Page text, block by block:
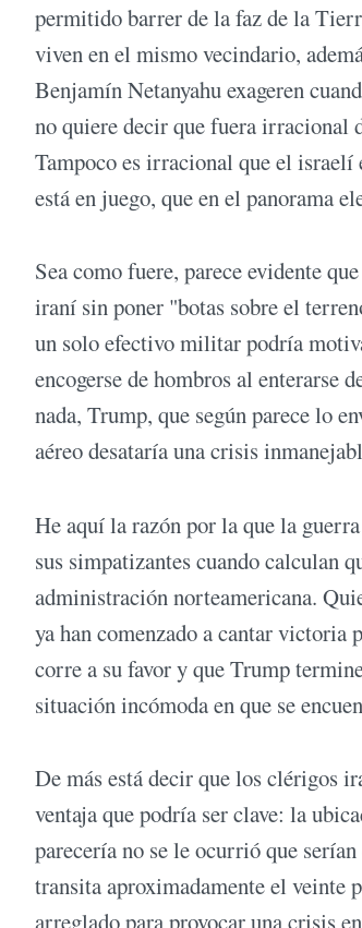
permitido barrer de la faz de la
viven en el mismo vecindario,
Benjamín Netanyahu exageren
no quiere decir que fuera irracional
Tampoco es irracional que el israelí
está en juego, que en el panorama
Sea como fuere, parece evidente
iraní sin poner "botas sobre el
un solo efectivo militar podría
encogerse de hombros al enterarse
nada, Trump, que según parece lo
aéreo desataría una crisis
He aquí la razón por la que la
sus simpatizantes cuando calculan
administración norteamericana.
ya han comenzado a cantar victoria
corre a su favor y que Trump
situación incómoda en que se
De más está decir que los clérigos
ventaja que podría ser clave: la
parecería no se le ocurrió que
transita aproximadamente el veinte
arreglado para provocar una crisis